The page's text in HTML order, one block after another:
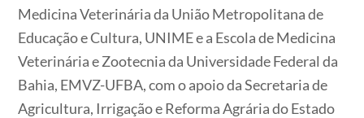
Medicina Veterinária da União Metropolitana de
Educação e Cultura, UNIME e a Escola de Medicina
Veterinária e Zootecnia da Universidade Federal da
Bahia, EMVZ-UFBA, com o apoio da Secretaria de
Agricultura, Irrigação e Reforma Agrária do Estado